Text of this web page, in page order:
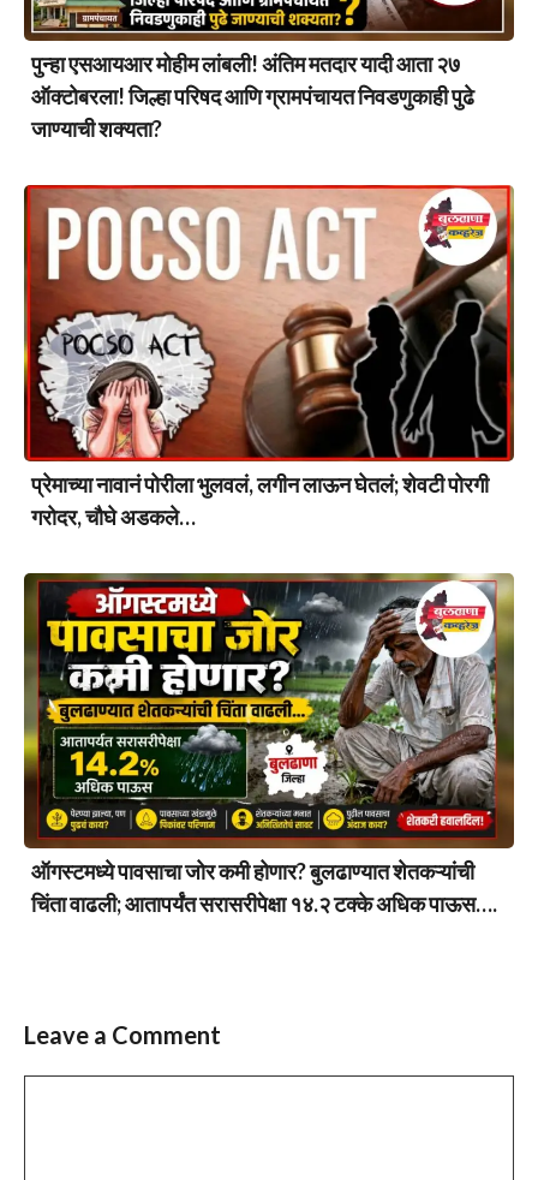
पुन्हा एसआयआर मोहीम लांबली! अंतिम मतदार यादी आता २७
ऑक्टोबरला! जिल्हा परिषद आणि ग्रामपंचायत निवडणुकाही पुढे
जाण्याची शक्यता?
प्रेमाच्या नावानं पोरीला भुलवलं, लगीन लाऊन घेतलं; शेवटी पोरगी
गरोदर, चौघे अडकले…
ऑगस्टमध्ये पावसाचा जोर कमी होणार? बुलढाण्यात शेतकऱ्यांची
चिंता वाढली; आतापर्यंत सरासरीपेक्षा १४.२ टक्के अधिक पाऊस….
Leave a Comment